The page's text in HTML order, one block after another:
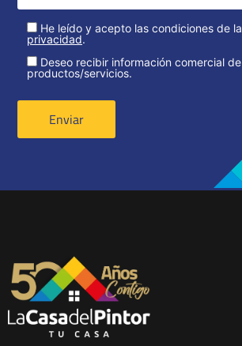
He leído y acepto las condiciones de la
privacidad.
Deseo recibir información comercial de
productos/servicios.